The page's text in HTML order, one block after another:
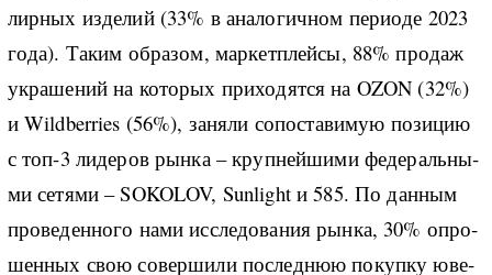
ли­р­ных из­де­лий (33% в ана­ло­ги­ч­ном пе­ри­о­де 2023
го­да). Та­ким об­ра­зом, мар­кет­плей­сы, 88% про­даж
укра­ше­ний на ко­то­рых при­хо­дят­ся на OZON (32%)
и Wildberries (56%), за­ня­ли со­по­ста­ви­мую по­зи­цию
с топ-3 ли­де­ров ры­н­ка – кру­п­ней­ши­ми фе­де­раль­ны­
ми се­тя­ми – SOKOLOV, Sunlight и 585. По дан­ным
про­ве­ден­но­го на­ми ис­сле­до­ва­ния ры­н­ка, 30% опро­
шен­ных свою со­вер­ши­ли по­след­нюю по­ку­п­ку юве­